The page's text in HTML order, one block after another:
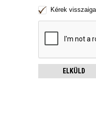
Kérek
ELKÜLD